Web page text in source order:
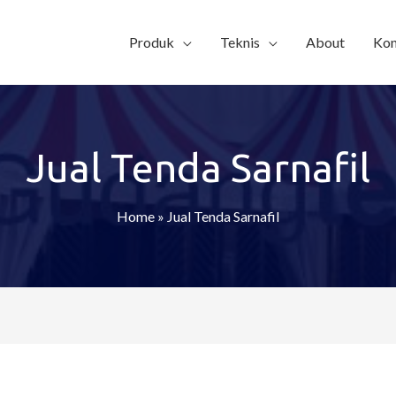
Produk Teknis About
Jual Tenda Sarnafil
Home » Jual Tenda Sarnafil